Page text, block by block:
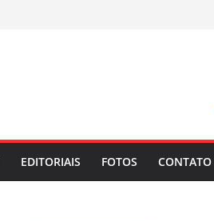
EDITORIAIS FOTOS CONTATO